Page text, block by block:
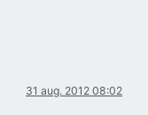
31 aug. 2012 08:02